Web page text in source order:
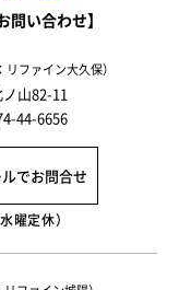
問い合わせ】
リファイン大久保）
山82-11
44-6656
ルでお問合せ
曜定休）